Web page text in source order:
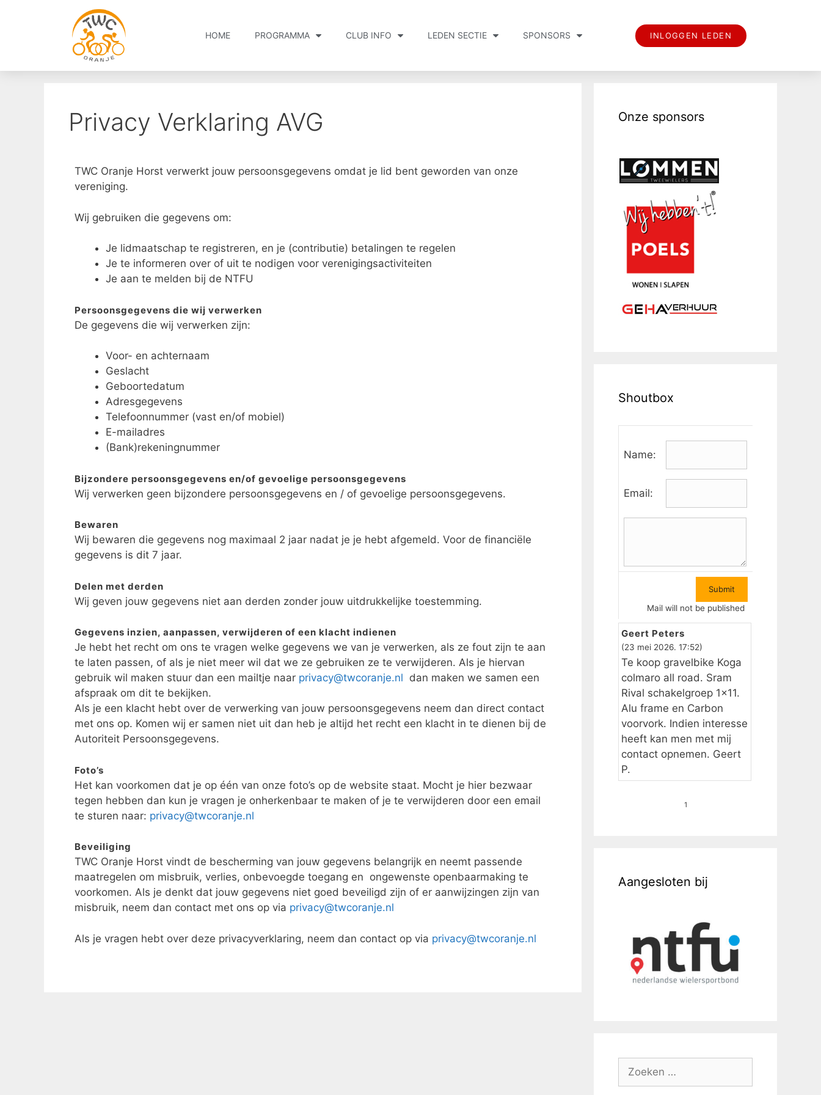
HOME PROGRAMMA CLUB INFO LEDEN SECTIE SPONSORS INLOGGEN LEDEN
Privacy Verklaring AVG
TWC Oranje Horst verwerkt jouw persoonsgegevens omdat je lid bent geworden van onze
vereniging.
Wij gebruiken die gegevens om:
Je lidmaatschap te registreren, en je (contributie) betalingen te regelen
Je te informeren over of uit te nodigen voor verenigingsactiviteiten
Je aan te melden bij de NTFU
Persoonsgegevens die wij verwerken
De gegevens die wij verwerken zijn:
Voor- en achternaam
Geslacht
Geboortedatum
Adresgegevens
Telefoonnummer (vast en/of mobiel)
E-mailadres
(Bank)rekeningnummer
Bijzondere persoonsgegevens en/of gevoelige persoonsgegevens
Wij verwerken geen bijzondere persoonsgegevens en / of gevoelige persoonsgegevens.
Bewaren
Wij bewaren die gegevens nog maximaal 2 jaar nadat je je hebt afgemeld. Voor de financiële
gegevens is dit 7 jaar.
Delen met derden
Wij geven jouw gegevens niet aan derden zonder jouw uitdrukkelijke toestemming.
Gegevens inzien, aanpassen, verwijderen of een klacht indienen
Je hebt het recht om ons te vragen welke gegevens we van je verwerken, als ze fout zijn te aan
te laten passen, of als je niet meer wil dat we ze gebruiken ze te verwijderen. Als je hiervan
gebruik wil maken stuur dan een mailtje naar privacy@twcoranje.nl dan maken we samen een
afspraak om dit te bekijken.
Als je een klacht hebt over de verwerking van jouw persoonsgegevens neem dan direct contact
met ons op. Komen wij er samen niet uit dan heb je altijd het recht een klacht in te dienen bij de
Autoriteit Persoonsgegevens.
Foto’s
Het kan voorkomen dat je op één van onze foto’s op de website staat. Mocht je hier bezwaar
tegen hebben dan kun je vragen je onherkenbaar te maken of je te verwijderen door een email
te sturen naar: privacy@twcoranje.nl
Beveiliging
TWC Oranje Horst vindt de bescherming van jouw gegevens belangrijk en neemt passende
maatregelen om misbruik, verlies, onbevoegde toegang en ongewenste openbaarmaking te
voorkomen. Als je denkt dat jouw gegevens niet goed beveiligd zijn of er aanwijzingen zijn van
misbruik, neem dan contact met ons op via privacy@twcoranje.nl
Als je vragen hebt over deze privacyverklaring, neem dan contact op via privacy@twcoranje.nl
Onze sponsors
Shoutbox
Name:
Email:
Mail will not be published
Geert Peters
(23 mei 2026. 17:52)
Te koop gravelbike Koga
colmaro all road. Sram
Rival schakelgroep 1×11.
Alu frame en Carbon
voorvork. Indien interesse
heeft kan men met mij
contact opnemen. Geert
P.
1
Aangesloten bij